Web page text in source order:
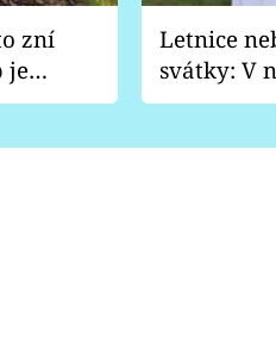
zní
je
Letnice
svátky: V
pondělí